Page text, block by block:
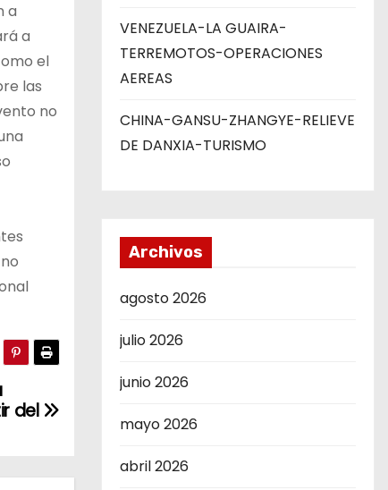
a
a
el
las
no
del
VENEZUELA-LA GUAIRA-
TERREMOTOS-OPERACIONES
AEREAS
CHINA-GANSU-ZHANGYE-RELIEVE
DE DANXIA-TURISMO
Archivos
agosto 2026
julio 2026
junio 2026
mayo 2026
abril 2026